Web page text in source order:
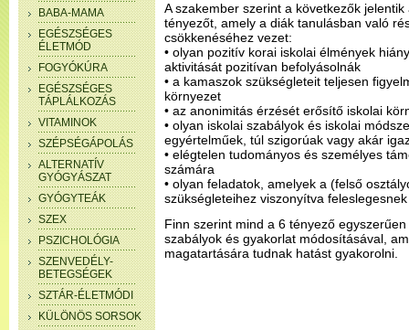
BABA-MAMA
EGÉSZSÉGES
ÉLETMÓD
FOGYÓKÚRA
EGÉSZSÉGES
TÁPLÁLKOZÁS
VITAMINOK
SZÉPSÉGÁPOLÁS
ALTERNATÍV
GYÓGYÁSZAT
GYÓGYTEÁK
SZEX
PSZICHOLÓGIA
SZENVEDÉLY-
BETEGSÉGEK
SZTÁR-ÉLETMÓDI
KÜLÖNÖS SORSOK
A szakember szerint a következők
tényezőt, amely a diák tanulásban való
csökkenéséhez vezet:
• olyan pozitív korai iskolai élmények
aktivitását pozitívan befolyásolnák
• a kamaszok szükségleteit teljesen
környezet
• az anonimitás érzését erősítő iskolai
• olyan iskolai szabályok és iskolai
egyértelműek, túl szigorúak vagy akár
• elégtelen tudományos és személyes
számára
• olyan feladatok, amelyek a (felső
szükségleteihez viszonyítva
Finn szerint mind a 6 tényező
szabályok és gyakorlat módosításával,
magatartására tudnak hatást gyakorolni.